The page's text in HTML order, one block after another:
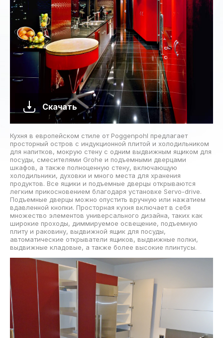
Скачать
Кухня в европейском стиле от Poggenpohl предлагает
просторный остров с индукционной плитой и холодильником
для напитков, мокрую стену с одним выдвижным ящиком для
посуды, смесителями Grohe и подъемными дверцами
шкафов, а также полноценную стену, включающую
холодильники, духовки и много места для хранения
продуктов. Все ящики и подъемные дверцы открываются
легким прикосновением благодаря установке Servo-drive.
Подъемные дверцы можно опустить вручную или нажатием
вдавленной кнопки. Просторная кухня включает в себя
множество элементов универсального дизайна, таких как
широкие проходы, диммируемое освещение, подъемную
плиту и раковину, выдвижной ящик для посуды,
автоматические открыватели ящиков, выдвижные полки,
выдвижные кладовые, а также более высокие плинтусы.